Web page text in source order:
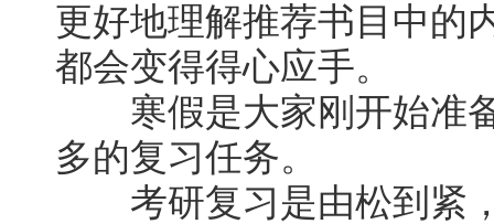
更好地理解推荐书目中的
都会变得得心应手。
寒假是大家刚开始准备
多的复习任务。
考研复习是由松到紧，